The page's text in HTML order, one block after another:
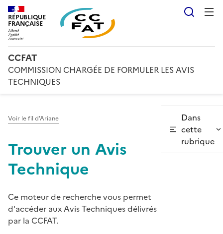
RÉPUBLIQUE
FRANÇAISE
CCFAT
COMMISSION CHARGÉE DE FORMULER LES AVIS
TECHNIQUES
Voir le fil d'Ariane
Trouver un Avis
Technique
Ce moteur de recherche vous permet
d'accéder aux Avis Techniques délivrés
par la CCFAT.
Dans
cette
rubrique